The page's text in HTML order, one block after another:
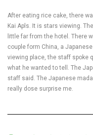
After eating rice cake, there
Kai Apls. It is stars viewing.
little far from the hotel. There
couple form China, a
viewing place, the staff spoke
what he wanted to tell. The
staff said. The Japanese
really dose surprise me.